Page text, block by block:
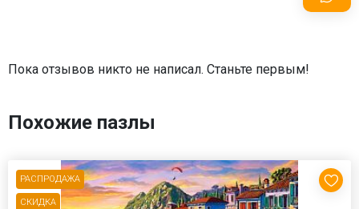
Пока отзывов никто не написал. Станьте первым!
Похожие пазлы
РАСПРОДАЖА
СКИДКА